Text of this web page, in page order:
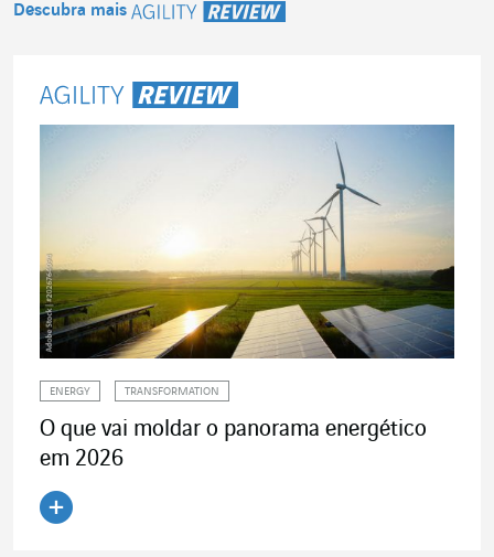
Descubra mais
ENERGY TRANSFORMATION
O que vai moldar o panorama energético
em 2026